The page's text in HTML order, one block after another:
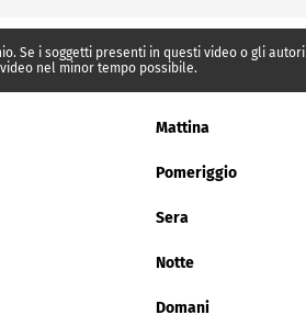
Se i soggetti presenti in questi video o gli
nel minor tempo possibile.
Mattina
Pomeriggio
Sera
Notte
Domani